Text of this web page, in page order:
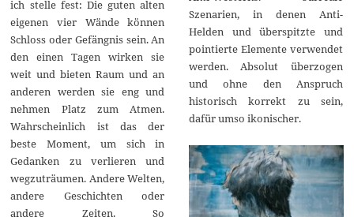
ich stelle fest: Die guten alten
eigenen vier Wände können
Schloss oder Gefängnis sein. An
den einen Tagen wirken sie
weit und bieten Raum und an
anderen werden sie eng und
nehmen Platz zum Atmen.
Wahrscheinlich ist das der
beste Moment, um sich in
Gedanken zu verlieren und
wegzuträumen. Andere Welten,
andere Geschichten oder
andere Zeiten. So
Szenarien, in denen Anti-
Helden und überspitzte und
pointierte Elemente verwendet
werden. Absolut überzogen
und ohne den Anspruch
historisch korrekt zu sein,
dafür umso ikonischer.